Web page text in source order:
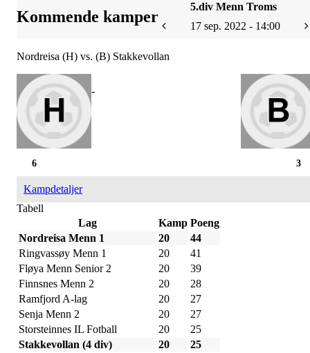
Kommende kamper
5.div Menn Troms
17 sep. 2022 - 14:00
Nordreisa (H) vs. (B) Stakkevollan
-
3
6
Kampdetaljer
Tabell
Lag
Kamp Poeng
Nordreisa Menn 1
20
44
Ringvassøy Menn 1
20
41
Fløya Menn Senior 2
20
39
Finnsnes Menn 2
20
28
Ramfjord A-lag
20
27
Senja Menn 2
20
27
Storsteinnes IL Fotball
20
25
Stakkevollan (4 div)
20
25